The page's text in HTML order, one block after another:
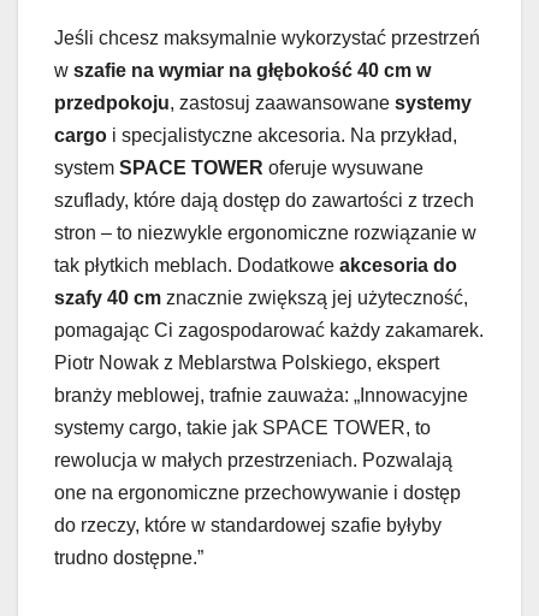
Jeśli chcesz maksymalnie wykorzystać przestrzeń
w szafie na wymiar na głębokość 40 cm w
przedpokoju, zastosuj zaawansowane systemy
cargo i specjalistyczne akcesoria. Na przykład,
system SPACE TOWER oferuje wysuwane
szuflady, które dają dostęp do zawartości z trzech
stron – to niezwykle ergonomiczne rozwiązanie w
tak płytkich meblach. Dodatkowe akcesoria do
szafy 40 cm znacznie zwiększą jej użyteczność,
pomagając Ci zagospodarować każdy zakamarek.
Piotr Nowak z Meblarstwa Polskiego, ekspert
branży meblowej, trafnie zauważa: „Innowacyjne
systemy cargo, takie jak SPACE TOWER, to
rewolucja w małych przestrzeniach. Pozwalają
one na ergonomiczne przechowywanie i dostęp
do rzeczy, które w standardowej szafie byłyby
trudno dostępne.”